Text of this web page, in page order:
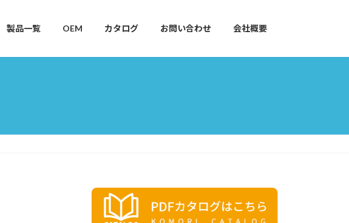
製品一覧 OEM カタログ お問い合わせ 会社概要